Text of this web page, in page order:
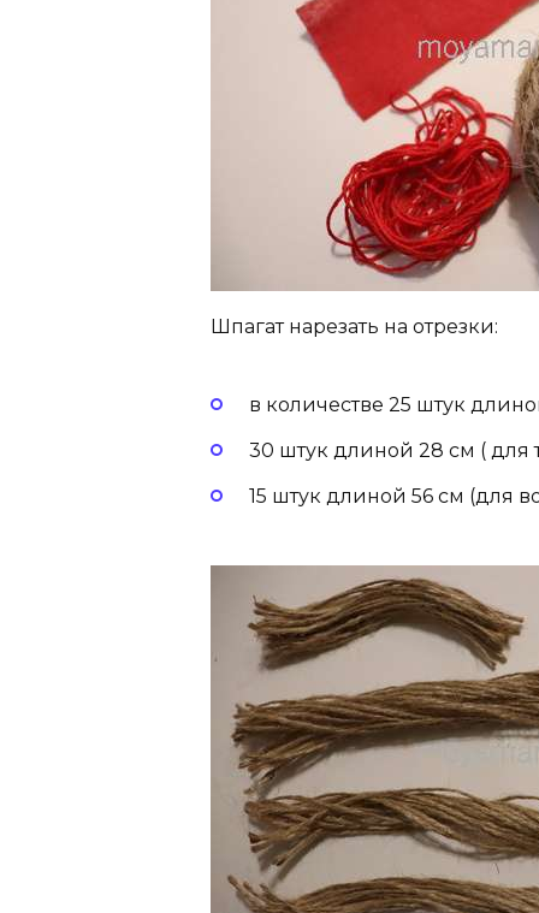
Шпагат нарезать на отрезки:
в количестве 25 штук
30 штук длиной 28 см ( для
15 штук длиной 56 см (для